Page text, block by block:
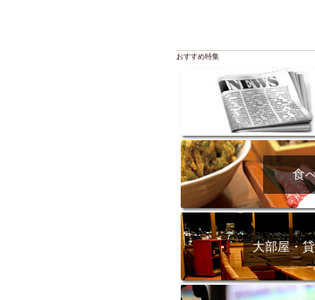
ア
大
ハ
飲
キ
ア
ダ
ソ
フ
おすすめ特集
食
大部屋・